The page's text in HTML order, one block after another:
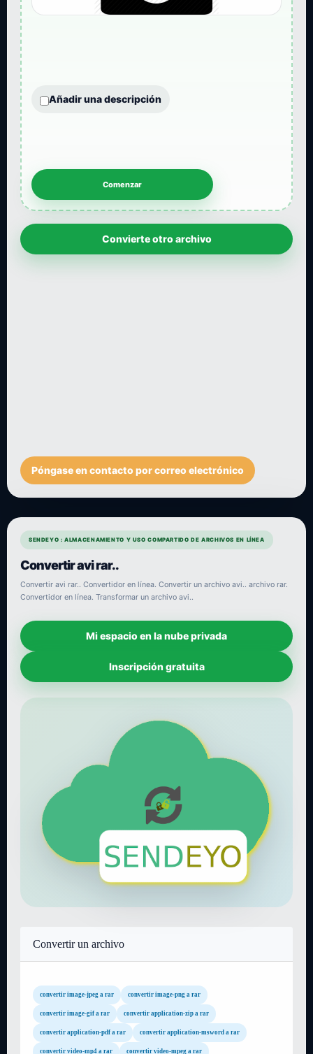
Añadir una descripción
Convierte otro archivo
Póngase en contacto por correo electrónico
SENDEYO : ALMACENAMIENTO Y USO COMPARTIDO DE ARCHIVOS EN LÍNEA
Convertir avi rar..
Convertir avi rar.. Convertidor en línea. Convertir un archivo avi.. archivo rar.
Convertidor en línea. Transformar un archivo avi..
Mi espacio en la nube privada
Inscripción gratuita
Convertir un archivo
convertir image-jpeg a rar convertir image-png a rar
convertir image-gif a rar convertir application-zip a rar
convertir application-pdf a rar convertir application-msword a rar
convertir video-mp4 a rar convertir video-mpeg a rar